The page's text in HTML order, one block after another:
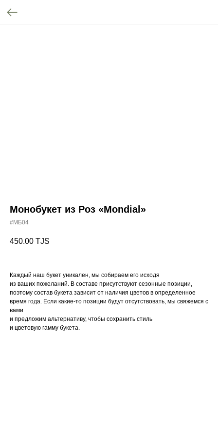
Монобукет из Роз «Mondial»
#МБ04
450.00 TJS
Каждый наш букет уникален, мы собираем его исходя
из ваших пожеланий. В составе присутствуют сезонные позиции,
поэтому состав букета зависит от наличия цветов в определенное
время года. Если какие-то позиции будут отсутствовать, мы свяжемся с
вами
и предложим альтернативу, чтобы сохранить стиль
и цветовую гамму букета.